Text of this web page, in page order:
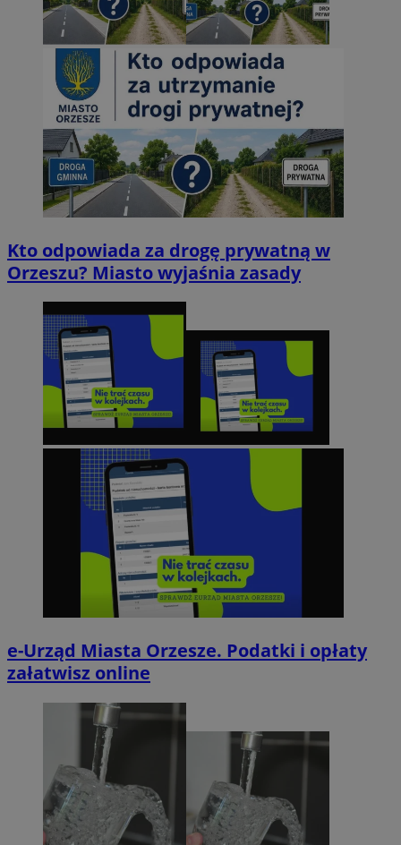
Kto odpowiada za drogę prywatną w
Orzeszu? Miasto wyjaśnia zasady
e-Urząd Miasta Orzesze. Podatki i opłaty
załatwisz online